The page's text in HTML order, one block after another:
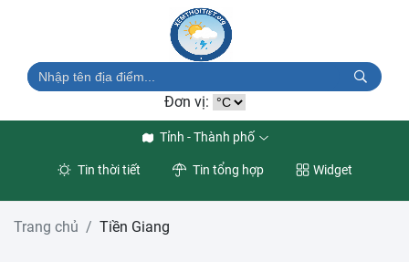
Đơn vị:
Tỉnh - Thành phố
Tin thời tiết Tin tổng hợp Widget
Trang chủ Tiền Giang